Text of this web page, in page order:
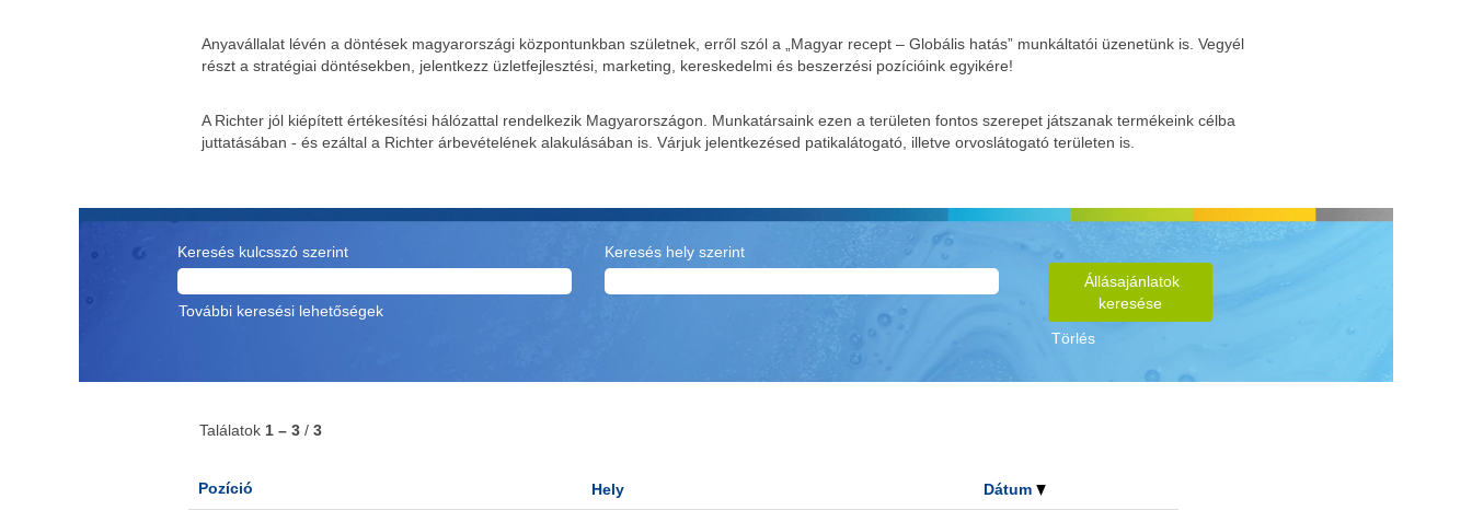
Anyavállalat lévén a döntések magyarországi központunkban születnek, erről szól a „Magyar recept – Globális hatás” munkáltatói üzenetünk is. Vegyél
részt a stratégiai döntésekben, jelentkezz üzletfejlesztési, marketing, kereskedelmi és beszerzési pozícióink egyikére!
A Richter jól kiépített értékesítési hálózattal rendelkezik Magyarországon. Munkatársaink ezen a területen fontos szerepet játszanak termékeink célba
juttatásában - és ezáltal a Richter árbevételének alakulásában is. Várjuk jelentkezésed patikalátogató, illetve orvoslátogató területen is.
Keresés kulcsszó szerint Keresés hely szerint
További keresési lehetőségek
Törlés
Találatok 1 – 3 / 3
Pozíció Hely Dátum